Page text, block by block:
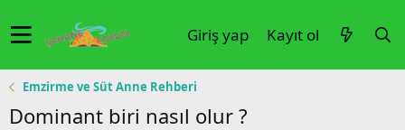
Giriş yap Kayıt ol
Emzirme ve Süt Anne Rehberi
Dominant biri nasıl olur ?